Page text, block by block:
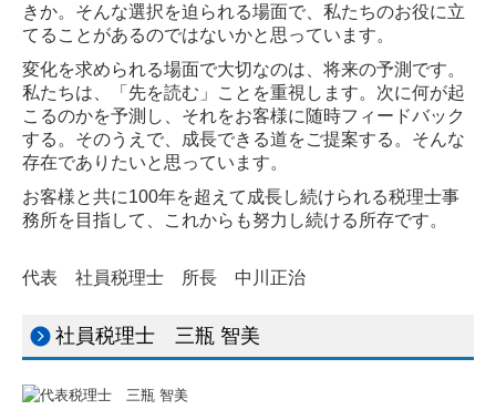
きか。そんな選択を迫られる場面で、私たちのお役に立
てることがあるのではないかと思っています。
変化を求められる場面で大切なのは、将来の予測です。
私たちは、「先を読む」ことを重視します。次に何が起
こるのかを予測し、それをお客様に随時フィードバック
する。そのうえで、成長できる道をご提案する。そんな
存在でありたいと思っています。
お客様と共に100年を超えて成長し続けられる税理士事
務所を目指して、これからも努力し続ける所存です。
代表 社員税理士 所長 中川正治
社員税理士 三瓶 智美